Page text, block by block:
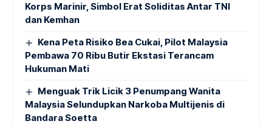
Korps Marinir, Simbol Erat Soliditas Antar TNI
dan Kemhan
Kena Peta Risiko Bea Cukai, Pilot Malaysia
Pembawa 70 Ribu Butir Ekstasi Terancam
Hukuman Mati
Menguak Trik Licik 3 Penumpang Wanita
Malaysia Selundupkan Narkoba Multijenis di
Bandara Soetta